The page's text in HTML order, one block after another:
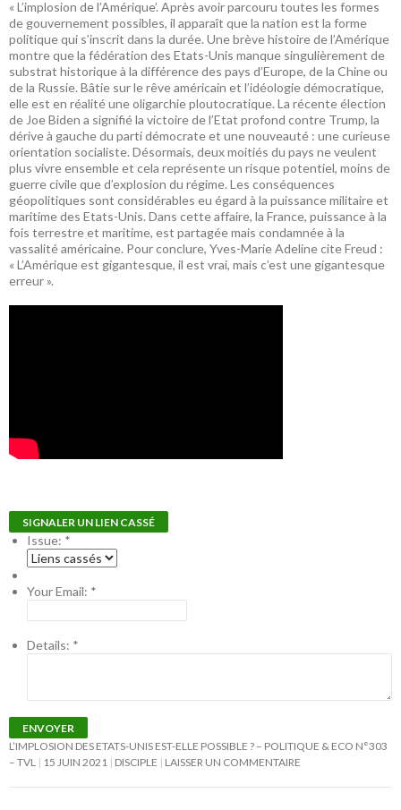
« L’implosion de l’Amérique’. Après avoir parcouru toutes les formes
de gouvernement possibles, il apparaît que la nation est la forme
politique qui s’inscrit dans la durée. Une brève histoire de l’Amérique
montre que la fédération des Etats-Unis manque singulièrement de
substrat historique à la différence des pays d’Europe, de la Chine ou
de la Russie. Bâtie sur le rêve américain et l’idéologie démocratique,
elle est en réalité une oligarchie ploutocratique. La récente élection
de Joe Biden a signifié la victoire de l’Etat profond contre Trump, la
dérive à gauche du parti démocrate et une nouveauté : une curieuse
orientation socialiste. Désormais, deux moitiés du pays ne veulent
plus vivre ensemble et cela représente un risque potentiel, moins de
guerre civile que d’explosion du régime. Les conséquences
géopolitiques sont considérables eu égard à la puissance militaire et
maritime des Etats-Unis. Dans cette affaire, la France, puissance à la
fois terrestre et maritime, est partagée mais condamnée à la
vassalité américaine. Pour conclure, Yves-Marie Adeline cite Freud :
« L’Amérique est gigantesque, il est vrai, mais c’est une gigantesque
erreur ».
SIGNALER UN LIEN CASSÉ
Issue: *
Your Email: *
Details: *
ENVOYER
L’IMPLOSION DES ETATS-UNIS EST-ELLE POSSIBLE ? – POLITIQUE & ECO N°303
– TVL
15 JUIN 2021 DISCIPLE LAISSER UN COMMENTAIRE